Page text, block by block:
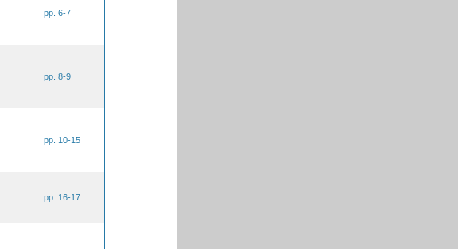
pp. 6-7
pp. 8-9
pp. 10-15
pp. 16-17